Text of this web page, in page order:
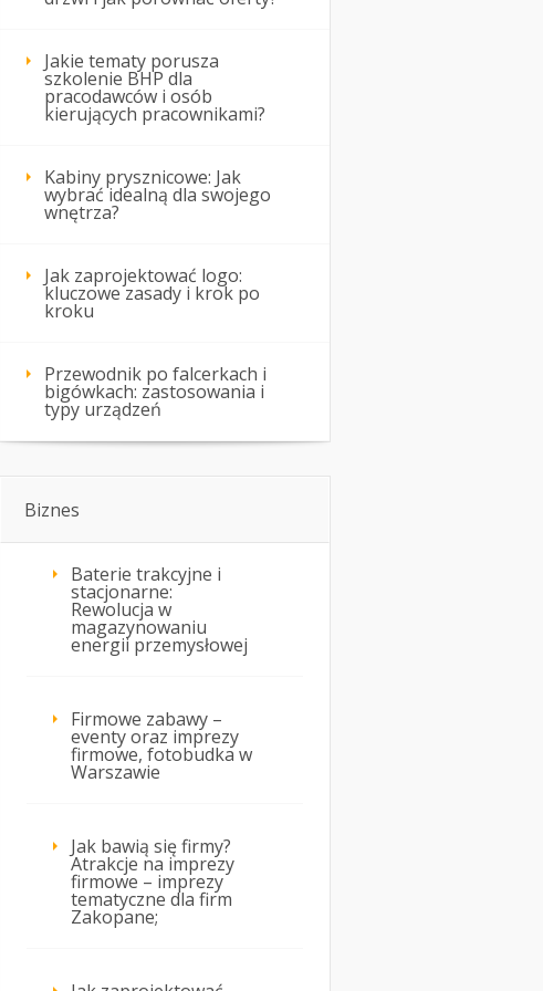
Jakie tematy porusza
szkolenie BHP dla
pracodawców i osób
kierujących pracownikami?
Kabiny prysznicowe: Jak
wybrać idealną dla swojego
wnętrza?
Jak zaprojektować logo:
kluczowe zasady i krok po
kroku
Przewodnik po falcerkach i
bigówkach: zastosowania i
typy urządzeń
Biznes
Baterie trakcyjne i
stacjonarne:
Rewolucja w
magazynowaniu
energii przemysłowej
Firmowe zabawy –
eventy oraz imprezy
firmowe, fotobudka w
Warszawie
Jak bawią się firmy?
Atrakcje na imprezy
firmowe – imprezy
tematyczne dla firm
Zakopane;